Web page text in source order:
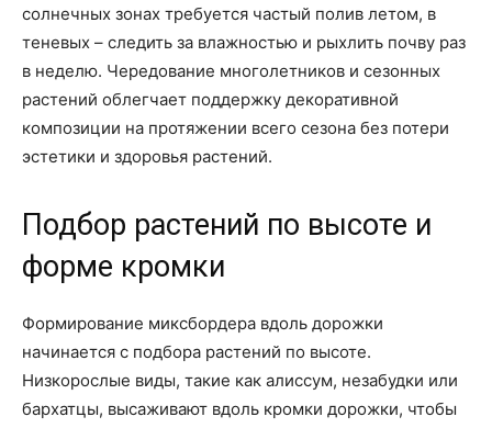
солнечных зонах требуется частый полив летом, в
теневых – следить за влажностью и рыхлить почву раз
в неделю. Чередование многолетников и сезонных
растений облегчает поддержку декоративной
композиции на протяжении всего сезона без потери
эстетики и здоровья растений.
Подбор растений по высоте и
форме кромки
Формирование миксбордера вдоль дорожки
начинается с подбора растений по высоте.
Низкорослые виды, такие как алиссум, незабудки или
бархатцы, высаживают вдоль кромки дорожки, чтобы